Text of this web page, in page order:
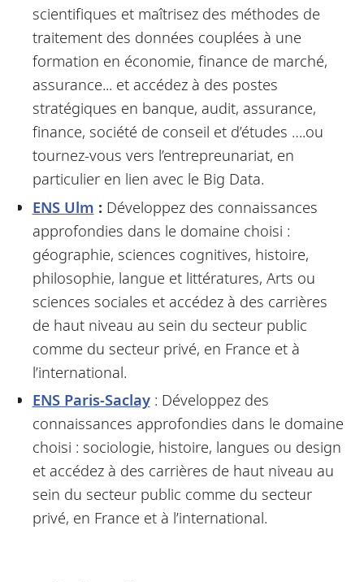
scientifiques et maîtrisez des méthodes de
traitement des données couplées à une
formation en économie, finance de marché,
assurance... et accédez à des postes
stratégiques en banque, audit, assurance,
finance, société de conseil et d’études ….ou
tournez-vous vers l’entrepreunariat, en
particulier en lien avec le Big Data.
ENS Ulm : Développez des connaissances
approfondies dans le domaine choisi :
géographie, sciences cognitives, histoire,
philosophie, langue et littératures, Arts ou
sciences sociales et accédez à des carrières
de haut niveau au sein du secteur public
comme du secteur privé, en France et à
l’international.
ENS Paris-Saclay : Développez des
connaissances approfondies dans le domaine
choisi : sociologie, histoire, langues ou design
et accédez à des carrières de haut niveau au
sein du secteur public comme du secteur
privé, en France et à l’international.